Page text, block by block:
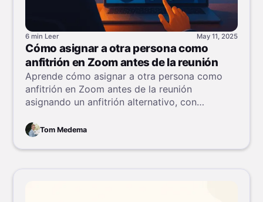
6 min Leer May 11, 2025
Cómo asignar a otra persona como
anfitrión en Zoom antes de la reunión
Aprende cómo asignar a otra persona como
anfitrión en Zoom antes de la reunión
asignando un anfitrión alternativo, con
y móvil.
Tom Medema